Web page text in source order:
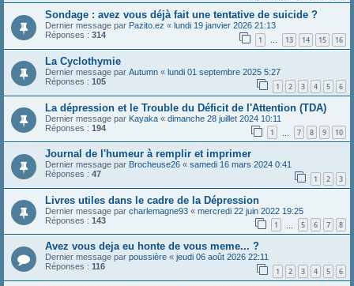
Sondage : avez vous déjà fait une tentative de suicide ?
Dernier message par Pazito.ez « lundi 19 janvier 2026 21:13
Réponses : 314 1 … 13 14 15 16
La Cyclothymie
Dernier message par Autumn « lundi 01 septembre 2025 5:27
Réponses : 105 1 2 3 4 5 6
La dépression et le Trouble du Déficit de l'Attention (TDA)
Dernier message par Kayaka « dimanche 28 juillet 2024 10:11
Réponses : 194 1 7 8 9 10
Journal de l'humeur à remplir et imprimer
Dernier message par Brocheuse26 « samedi 16 mars 2024 0:41
Réponses : 47 1 2 3
Livres utiles dans le cadre de la Dépression
Dernier message par charlemagne93 « mercredi 22 juin 2022 19:25
Réponses : 143 1 5 6 7 8
Avez vous deja eu honte de vous meme... ?
Dernier message par poussière « jeudi 06 août 2026 22:11
Réponses : 116 1 2 3 4 5 6